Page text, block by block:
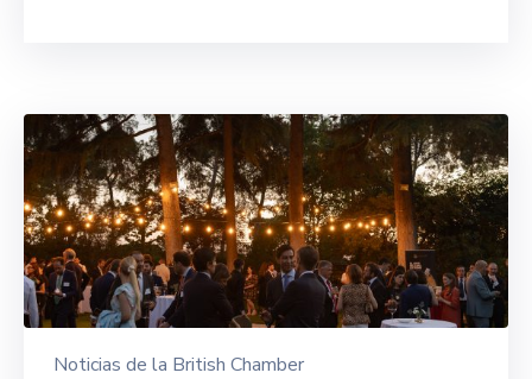
Noticias de la British Chamber